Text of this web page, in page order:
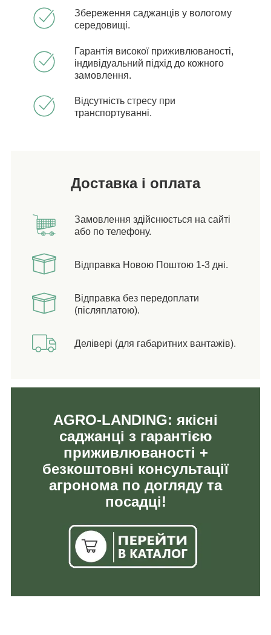
Збереження саджанців у вологому
середовищі.
Гарантія високої приживлюваності,
індивідуальний підхід до кожного
замовлення.
Відсутність стресу при
транспортуванні.
Доставка і оплата
Замовлення здійснюється на сайті
або по телефону.
Відправка Новою Поштою 1-3 дні.
Відправка без передоплати
(післяплатою).
Делівері (для габаритних вантажів).
AGRO-LANDING: якісні
саджанці з гарантією
приживлюваності +
безкоштовні консультації
агронома по догляду та
посадці!